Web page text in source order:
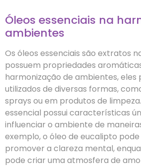
Óleos essenciais na
ambientes
Os óleos essenciais são extratos
possuem propriedades
harmonização de ambientes, eles
utilizados de diversas formas,
sprays ou em produtos de
essencial possui características
influenciar o ambiente de
exemplo, o óleo de eucalipto
promover a clareza mental,
pode criar uma atmosfera de